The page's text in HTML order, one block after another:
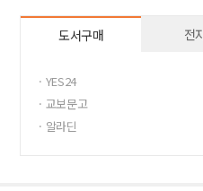
도서구매 전
· YES24
· 교보문고
· 알라딘